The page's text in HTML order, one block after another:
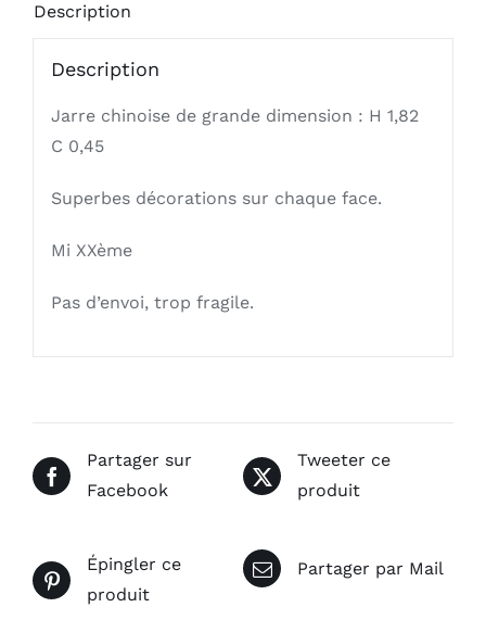
Description
Description
Jarre chinoise de grande dimension : H 1,82
C 0,45
Superbes décorations sur chaque face.
Mi XXème
Pas d’envoi, trop fragile.
Partager sur
Facebook
Tweeter ce
produit
Épingler ce
produit
Partager par Mail